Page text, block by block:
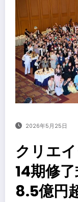
2026年5月25日
クリエ
14期修
8.5億円